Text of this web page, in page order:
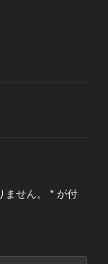
せん。 * が付